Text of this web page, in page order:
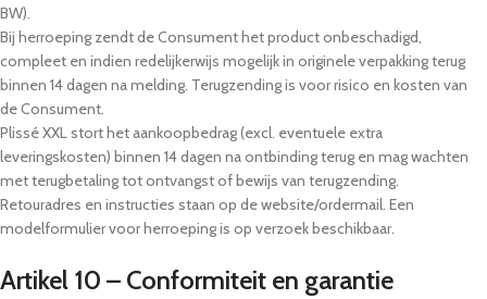
BW).
Bij herroeping zendt de Consument het product onbeschadigd,
compleet en indien redelijkerwijs mogelijk in originele verpakking terug
binnen 14 dagen na melding. Terugzending is voor risico en kosten van
de Consument.
Plissé XXL stort het aankoopbedrag (excl. eventuele extra
leveringskosten) binnen 14 dagen na ontbinding terug en mag wachten
met terugbetaling tot ontvangst of bewijs van terugzending.
Retouradres en instructies staan op de website/ordermail. Een
modelformulier voor herroeping is op verzoek beschikbaar.
Artikel 10 – Conformiteit en garantie